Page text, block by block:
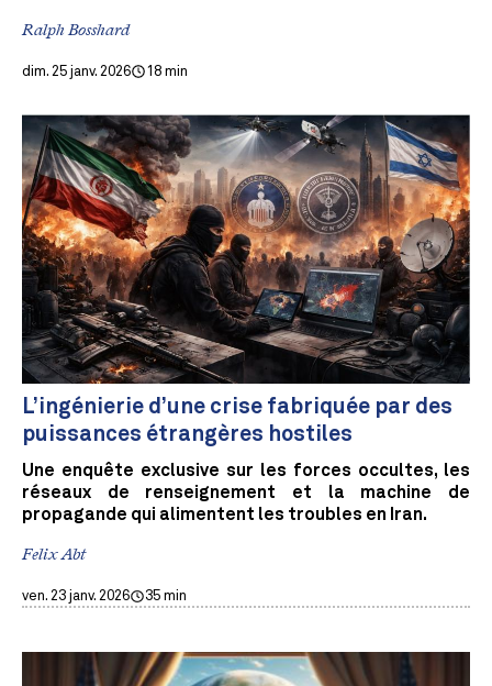
Ralph Bosshard
dim. 25 janv. 2026 18 min
L’ingénierie d’une crise fabriquée par des
puissances étrangères hostiles
Une enquête exclusive sur les forces occultes, les
réseaux de renseignement et la machine de
propagande qui alimentent les troubles en Iran.
Felix Abt
ven. 23 janv. 2026 35 min